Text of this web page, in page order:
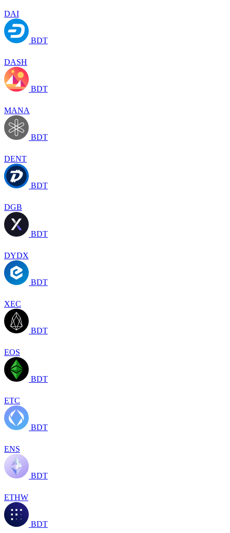
DAI
BDT
DASH
BDT
MANA
BDT
DENT
BDT
DGB
BDT
DYDX
BDT
XEC
BDT
EOS
BDT
ETC
BDT
ENS
BDT
ETHW
BDT